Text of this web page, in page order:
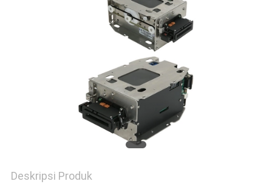
Deskripsi Produk